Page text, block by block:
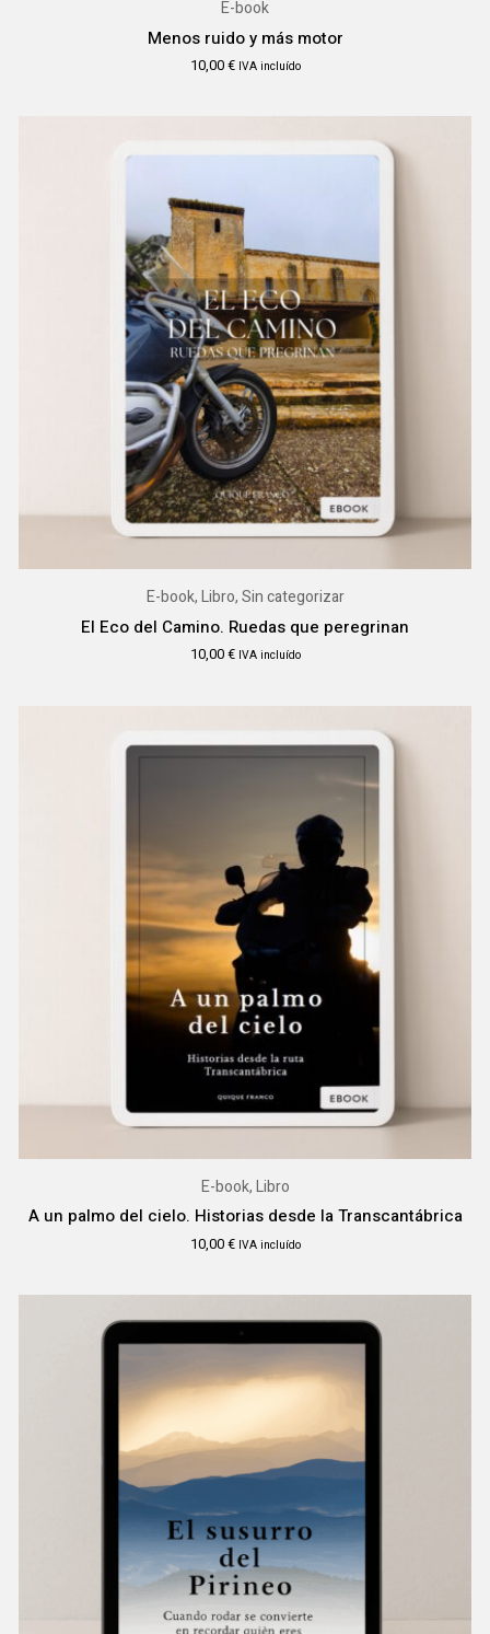
E-book
Menos ruido y más motor
10,00€ IVA incluído
E-book, Libro, Sin categorizar
El Eco del Camino. Ruedas que peregrinan
10,00€ IVA incluído
E-book, Libro
A un palmo del cielo. Historias desde la Transcantábrica
10,00€ IVA incluído